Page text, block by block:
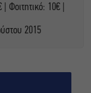
10€ |
2015